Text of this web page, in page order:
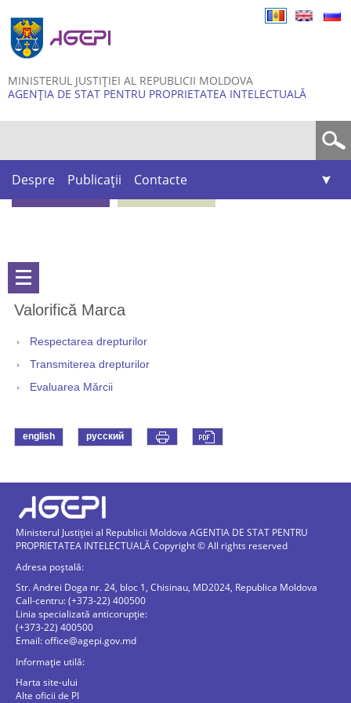
MINISTERUL JUSTIȚIEI AL REPUBLICII MOLDOVA
AGENȚIA DE STAT PENTRU PROPRIETATEA INTELECTUALĂ
Despre Publicații Contacte
Valorifică Marca
Respectarea drepturilor
Transmiterea drepturilor
Evaluarea Mărcii
english русский
Ministerul Justiției al Republicii Moldova AGENTIA DE STAT PENTRU
PROPRIETATEA INTELECTUALĂ Copyright © All rights reserved
Adresa poștală:
Str. Andrei Doga nr. 24, bloc 1, Chisinau, MD2024, Republica Moldova
Call-centru: (+373-22) 400500
Linia specializată anticorupție:
(+373-22) 400500
Email:office@agepi.gov.md
Informație utilă:
Harta site-ului
Alte oficii de PI